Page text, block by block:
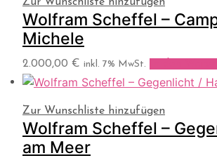
Zur Wunschliste hinzufügen
Wolfram Scheffel –
Michele
2.000,00 € inkl. 7% MwSt.
Zur Wunschliste hinzufügen
Wolfram Scheffel –
am Meer